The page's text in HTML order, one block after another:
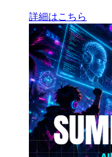
詳細はこちら